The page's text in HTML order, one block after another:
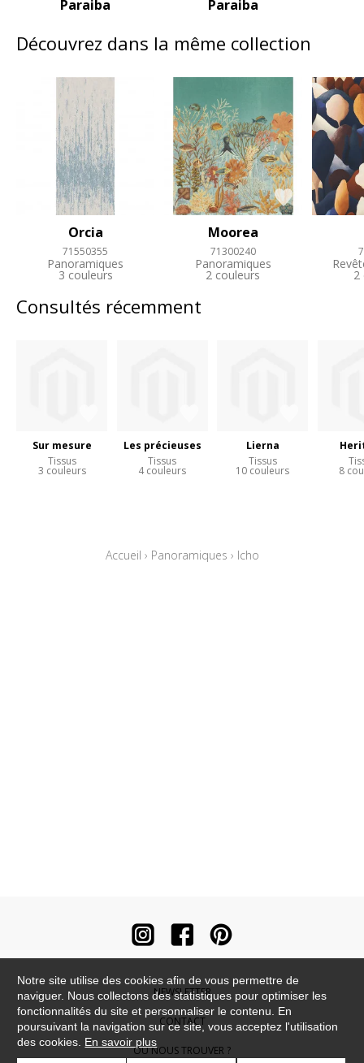
Paraiba Paraiba
Découvrez dans la même collection
Orcia
71550355
Panoramiques
3 couleurs
Moorea
71300240
Panoramiques
2 couleurs 2
Consultés récemment
Sur mesure
Tissus
3 couleurs
Les précieuses
Tissus
4 couleurs
Lierna
Tissus
10 couleurs 8
Accueil › Panoramiques › Icho
NEWSLETTER
CONTACT
OÙ NOUS TROUVER ?
Notre site utilise des cookies afin de vous permettre de
naviguer. Nous collectons des statistiques pour optimiser les
fonctionnalités du site et personnaliser le contenu. En
poursuivant la navigation sur ce site, vous acceptez l'utilisation
des cookies. En savoir plus